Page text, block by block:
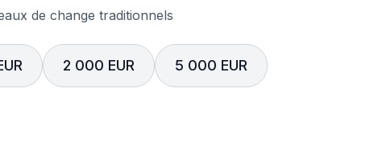
de change traditionnels
2 000 EUR 5 000 EUR